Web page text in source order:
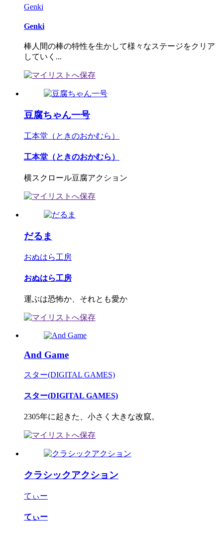
Genki
Genki
棒人間の棒の特性を生かして様々なステージをクリア
していく...
豆腐ちゃん一号
工本堂（ときのおかむら）
工本堂（ときのおかむら）
横スクロール豆腐アクション
だるま
おぬはら工房
おぬはら工房
運ぶは恐怖か、それとも愛か
And Game
スター(DIGITAL GAMES)
スター(DIGITAL GAMES)
2305年に起きた、小さく大きな改竄。
クラシックアクション
てぃー
てぃー